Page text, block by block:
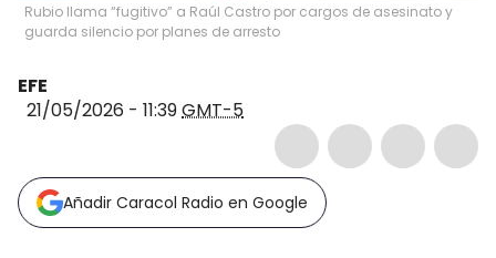
Rubio llama “fugitivo” a Raúl Castro por cargos de asesinato y
guarda silencio por planes de arresto
EFE
21/05/2026 - 11:39GMT-5
Añadir Caracol Radio en Google